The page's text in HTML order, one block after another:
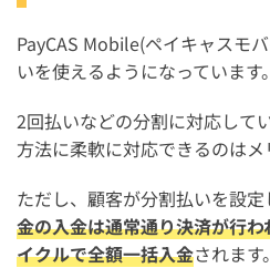
PayCAS Mobile(ペイキャスモ
いを使えるようになっています。
2回払いなどの分割に対応して
方法に柔軟に対応できるのはメ
ただし、顧客が分割払いを設定
金の入金は通常通り決済が行
イクルで全額一括入金されます。